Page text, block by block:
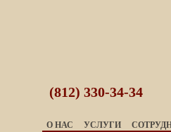
(812) 330-34-34
О НАС УСЛУГИ